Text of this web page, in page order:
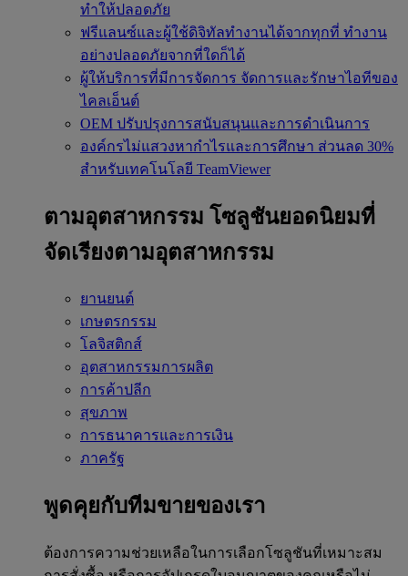
ทำให้ปลอดภัย
ฟรีแลนซ์และผู้ใช้ดิจิทัลทำงานได้จากทุกที่ ทำงาน
อย่างปลอดภัยจากที่ใดก็ได้
ผู้ให้บริการที่มีการจัดการ จัดการและรักษาไอทีของ
ไคลเอ็นต์
OEM ปรับปรุงการสนับสนุนและการดำเนินการ
องค์กรไม่แสวงหากำไรและการศึกษา ส่วนลด 30%
สำหรับเทคโนโลยี TeamViewer
ตามอุตสาหกรรม โซลูชันยอดนิยมที่
จัดเรียงตามอุตสาหกรรม
ยานยนต์
เกษตรกรรม
โลจิสติกส์
อุตสาหกรรมการผลิต
การค้าปลีก
สุขภาพ
การธนาคารและการเงิน
ภาครัฐ
พูดคุยกับทีมขายของเรา
ต้องการความช่วยเหลือในการเลือกโซลูชันที่เหมาะสม